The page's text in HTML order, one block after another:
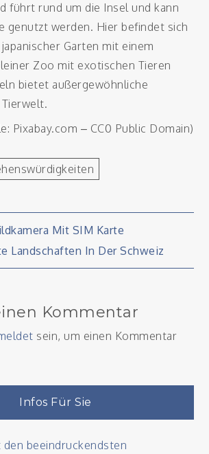
führt rund um die Insel und kann
genutzt werden. Hier befindet sich
Garten mit einem
Zoo mit exotischen Tieren
bietet außergewöhnliche
Tierwelt.
Pixabay.com – CC0 Public Domain)
Mit SIM Karte
Landschaften In Der Schweiz
Kommentar
sein, um einen Kommentar
Infos Für Sie
den beeindruckendsten